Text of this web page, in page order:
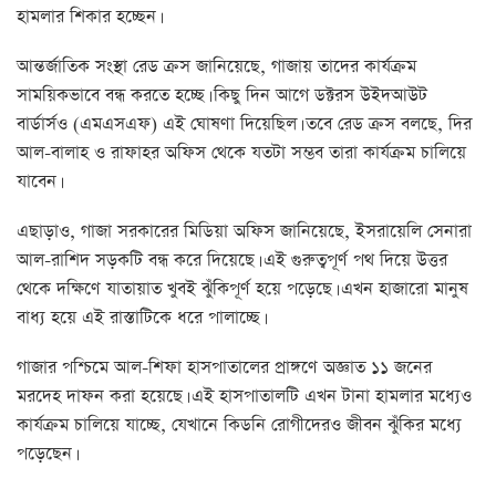
হামলার শিকার হচ্ছেন।
আন্তর্জাতিক সংস্থা রেড ক্রস জানিয়েছে, গাজায় তাদের কার্যক্রম
সাময়িকভাবে বন্ধ করতে হচ্ছে। কিছু দিন আগে ডক্টরস উইদআউট
বার্ডার্সও (এমএসএফ) এই ঘোষণা দিয়েছিল। তবে রেড ক্রস বলছে, দির
আল-বালাহ ও রাফাহর অফিস থেকে যতটা সম্ভব তারা কার্যক্রম চালিয়ে
যাবেন।
এছাড়াও, গাজা সরকারের মিডিয়া অফিস জানিয়েছে, ইসরায়েলি সেনারা
আল-রাশিদ সড়কটি বন্ধ করে দিয়েছে। এই গুরুত্বপূর্ণ পথ দিয়ে উত্তর
থেকে দক্ষিণে যাতায়াত খুবই ঝুঁকিপূর্ণ হয়ে পড়েছে। এখন হাজারো মানুষ
বাধ্য হয়ে এই রাস্তাটিকে ধরে পালাচ্ছে।
গাজার পশ্চিমে আল-শিফা হাসপাতালের প্রাঙ্গণে অজ্ঞাত ১১ জনের
মরদেহ দাফন করা হয়েছে। এই হাসপাতালটি এখন টানা হামলার মধ্যেও
কার্যক্রম চালিয়ে যাচ্ছে, যেখানে কিডনি রোগীদেরও জীবন ঝুঁকির মধ্যে
পড়েছেন।